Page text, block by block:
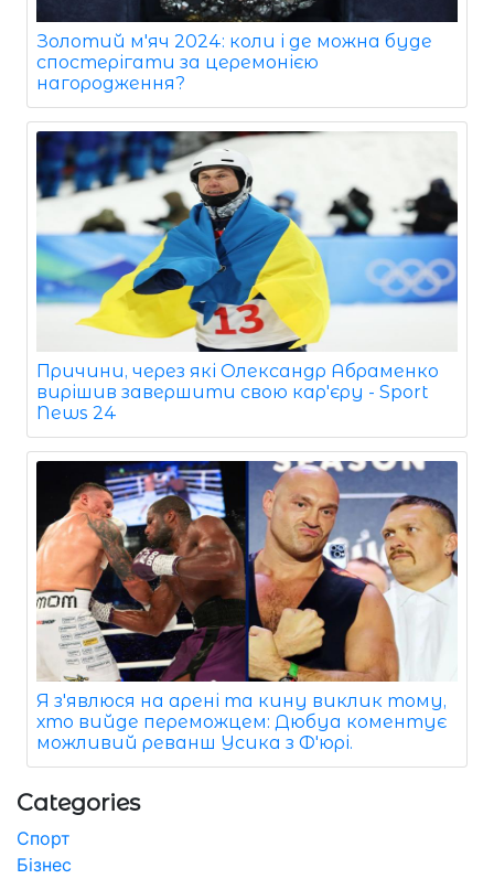
Золотий м'яч 2024: коли і де можна буде
спостерігати за церемонією
нагородження?
Причини, через які Олександр Абраменко
вирішив завершити свою кар'єру - Sport
News 24
Я з'явлюся на арені та кину виклик тому,
хто вийде переможцем: Дюбуа коментує
можливий реванш Усика з Ф'юрі.
Categories
Спорт
Бізнес